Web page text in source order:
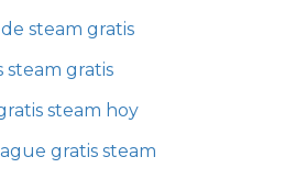
steam gratis
steam gratis
steam hoy
gratis steam